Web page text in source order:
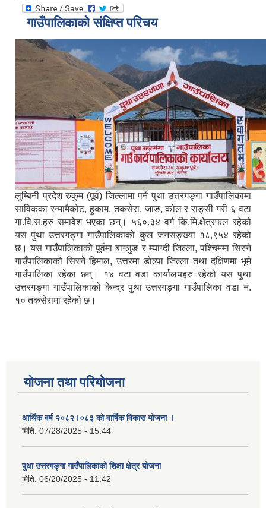
गाउँपालिकाको संक्षिप्त परिचय
लुम्बिनी प्रदेश रुकुम (पूर्व) जिल्लामा पर्ने पुथा उत्तरगङ्गा गाउँपालिकामा
साविकका रन्मामैकोट, हुकाम, तकसेरा, जाङ, कोल र राङ्सी गरी ६ वटा
गा.वि.स.हरु समावेश भएका छन्। ५६०.३४ वर्ग कि.मि.क्षेत्रफल रहेको
यस पुथा उत्तरगङ्गा गाउँपालिकाको कुल जनसङ्ख्या १८,९५४ रहेको
छ। यस गाउँपालिकाको पूर्वमा बाग्लुङ र म्याग्दी जिल्ला, पश्चिममा सिस्ने
गाउँपालिकाको सिस्ने हिमाल, उत्तरमा डोल्पा जिल्ला तथा दक्षिणमा भूमे
गाउँपालिका रहेका छन्। १४ वटा वडा कार्यालयहरु रहेको यस पुथा
उत्तरगङ्गा गाउँपालिकाको केन्द्र पुथा उत्तरगङ्गा गाउँपालिका वडा नं.
१० तकसेरामा रहेको छ।
योजना तथा परियोजना
आर्थिक वर्ष २०८२।०८३ को वार्षिक विकास योजना ।
मिति: 07/28/2025 - 15:44
पुथा उत्तरगङ्गा गाउँपालिकाको शिक्षा क्षेत्र योजना
मिति: 06/20/2025 - 11:42